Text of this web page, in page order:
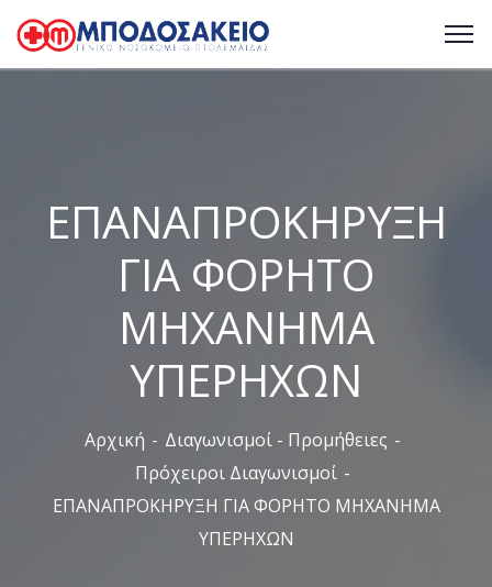
ΕΠΑΝΑΠΡΟΚΗΡΥΞΗ
ΓΙΑ ΦΟΡΗΤΟ
ΜΗΧΑΝΗΜΑ
ΥΠΕΡΗΧΩΝ
Αρχική
Διαγωνισμοί - Προμήθειες
Πρόχειροι Διαγωνισμοί
ΕΠΑΝΑΠΡΟΚΗΡΥΞΗ ΓΙΑ ΦΟΡΗΤΟ ΜΗΧΑΝΗΜΑ
ΥΠΕΡΗΧΩΝ